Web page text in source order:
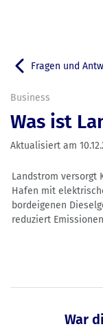
Zurück zu
Fragen und
Business
Was ist
Aktualisiert am
Landstrom versorgt
Hafen mit
bordeigenen
reduziert
War